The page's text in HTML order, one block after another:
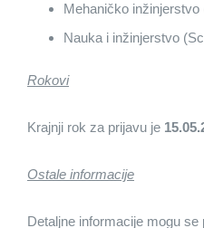
Mehaničko
Nauka i inžinjerstvo
Rokovi
Krajnji rok za prijavu je
Ostale informacije
Detaljne informacije mogu se